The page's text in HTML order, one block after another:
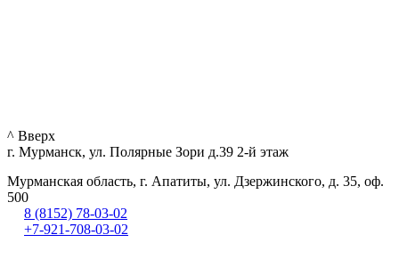
^ Вверх
г. Мурманск, ул. Полярные Зори д.39 2-й этаж
Мурманская область, г. Апатиты, ул. Дзержинского, д. 35, оф.
500
8 (8152) 78-03-02
+7-921-708-03-02